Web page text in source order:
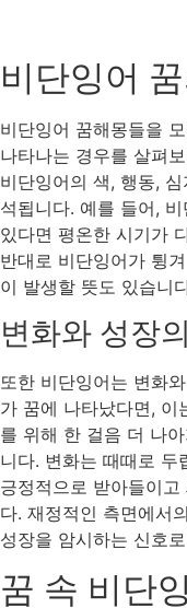
비단잉어
비단잉어 꿈해몽들을
나타나는 경우를 살펴
비단잉어의 색, 행동,
석됩니다. 예를 들어,
있다면 평온한 시기가
반대로 비단잉어가 튕
이 발생할 뜻도 있습니
변화와 성장
또한 비단잉어는 변화
가 꿈에 나타났다면, 이
를 위해 한 걸음 더 나
니다. 변화는 때때로 두
긍정적으로 받아들이
다. 재정적인 측면에서
성장을 암시하는 신호
꿈 속 비단